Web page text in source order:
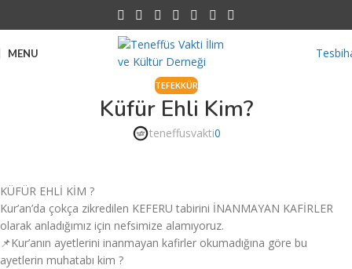
MENU
TEFEKKÜR
Küfür Ehli Kim?
teneffusvakti0
KÜFÜR EHLİ KİM ?
Kur’an’da çokça zikredilen KEFERU tabirini İNANMAYAN KAFİRLER
olarak anladığımız için nefsimize alamıyoruz.
📌Kur’anın ayetlerini inanmayan kafirler okumadığına göre bu
ayetlerin muhatabı kim ?